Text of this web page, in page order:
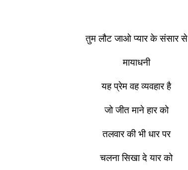
तुम लौट जाओ प्यार के संसार से
मायाधनी
यह प्रेम वह व्यवहार है
जो जीत माने हार को
तलवार की भी धार पर
चलना सिखा दे यार को